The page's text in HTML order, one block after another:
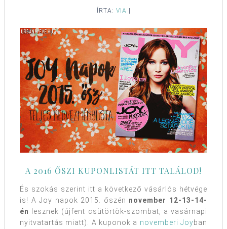
ÍRTA: VIA
A 2016 ŐSZI KUPONLISTÁT ITT TALÁLOD!
És szokás szerint itt a következő vásárlós hétvége
is! A Joy napok 2015. őszén november 12-13-14-
én
lesznek (újfent csütörtök-szombat, a vasárnapi
nyitvatartás miatt). A kuponok a novemberi Joyban